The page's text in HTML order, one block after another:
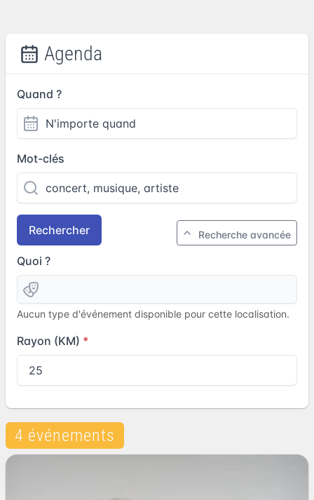
Agenda
Quand ?
Mot-clés
Rechercher Recherche avancée
Quoi ?
Aucun type d'événement disponible pour cette localisation.
Rayon (KM)
4 événements